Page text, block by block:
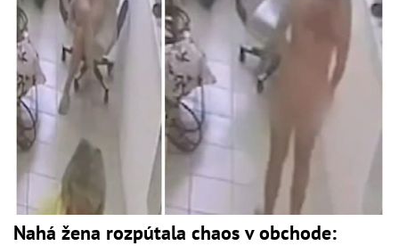
Nahá žena rozpútala chaos v obchode: